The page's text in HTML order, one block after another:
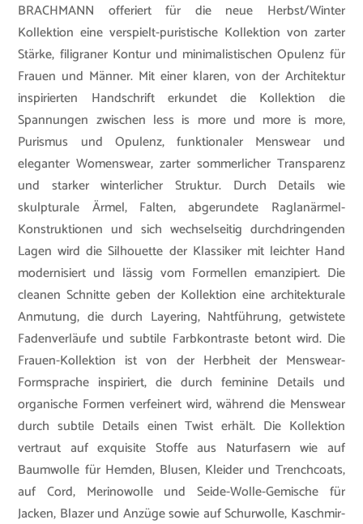
BRACHMANN offeriert für die neue Herbst/Winter
Kollektion eine verspielt-puristische Kollektion von zarter
Stärke, filigraner Kontur und minimalistischen Opulenz für
Frauen und Männer. Mit einer klaren, von der Architektur
inspirierten Handschrift erkundet die Kollektion die
Spannungen zwischen less is more und more is more,
Purismus und Opulenz, funktionaler Menswear und
eleganter Womenswear, zarter sommerlicher Transparenz
und starker winterlicher Struktur. Durch Details wie
skulpturale Ärmel, Falten, abgerundete Raglanärmel-
Konstruktionen und sich wechselseitig durchdringenden
Lagen wird die Silhouette der Klassiker mit leichter Hand
modernisiert und lässig vom Formellen emanzipiert. Die
cleanen Schnitte geben der Kollektion eine architekturale
Anmutung, die durch Layering, Nahtführung, getwistete
Fadenverläufe und subtile Farbkontraste betont wird. Die
Frauen-Kollektion ist von der Herbheit der Menswear-
Formsprache inspiriert, die durch feminine Details und
organische Formen verfeinert wird, während die Menswear
durch subtile Details einen Twist erhält. Die Kollektion
vertraut auf exquisite Stoffe aus Naturfasern wie auf
Baumwolle für Hemden, Blusen, Kleider und Trenchcoats,
auf Cord, Merinowolle und Seide-Wolle-Gemische für
Jacken, Blazer und Anzüge sowie auf Schurwolle, Kaschmir-